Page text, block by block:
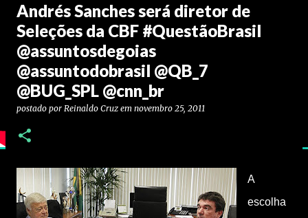
Andrés Sanches será diretor de
Seleções da CBF #QuestãoBrasil
@assuntosdegoias
@assuntodobrasil @QB_7
@BUG_SPL @cnn_br
postado por Reinaldo Cruz em novembro 25, 2011
A
escolha